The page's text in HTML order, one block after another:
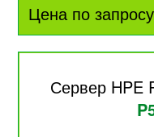
Цена по запросу
Сервер HPE